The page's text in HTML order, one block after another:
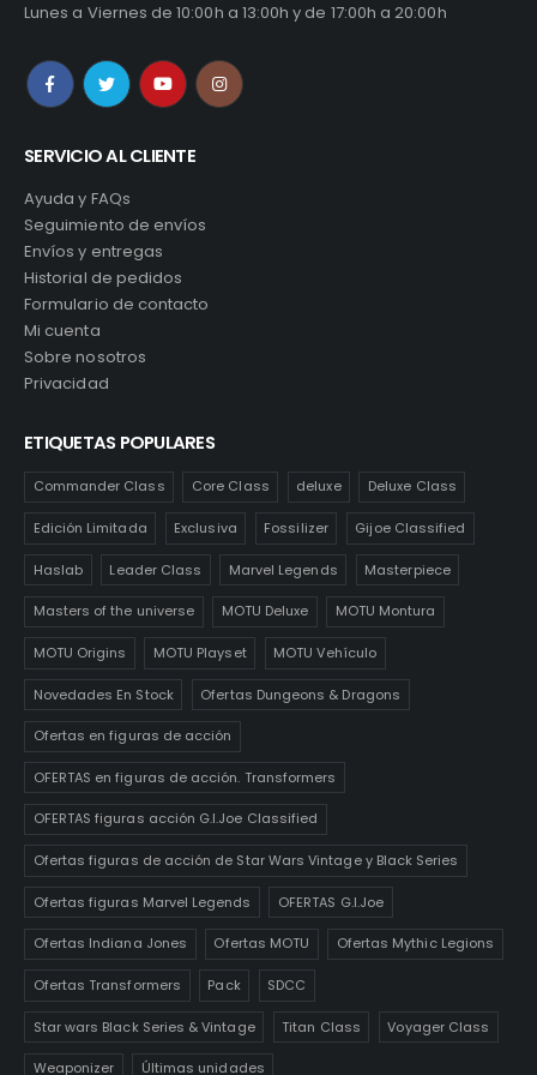
Lunes a Viernes de 10:00h a 13:00h y de 17:00h a 20:00h
SERVICIO AL CLIENTE
Ayuda y FAQs
Seguimiento de envíos
Envíos y entregas
Historial de pedidos
Formulario de contacto
Mi cuenta
Sobre nosotros
Privacidad
ETIQUETAS POPULARES
Commander Class Core Class deluxe Deluxe Class
Edición Limitada Exclusiva Fossilizer Gijoe Classified
Haslab Leader Class Marvel Legends Masterpiece
Masters of the universe MOTU Deluxe MOTU Montura
MOTU Origins MOTU Playset MOTU Vehículo
Novedades En Stock Ofertas Dungeons & Dragons
Ofertas en figuras de acción
OFERTAS en figuras de acción. Transformers
OFERTAS figuras acción G.I.Joe Classified
Ofertas figuras de acción de Star Wars Vintage y Black Series
Ofertas figuras Marvel Legends OFERTAS G.I.Joe
Ofertas Indiana Jones Ofertas MOTU Ofertas Mythic Legions
Ofertas Transformers Pack SDCC
Star wars Black Series & Vintage Titan Class Voyager Class
Weaponizer Últimas unidades